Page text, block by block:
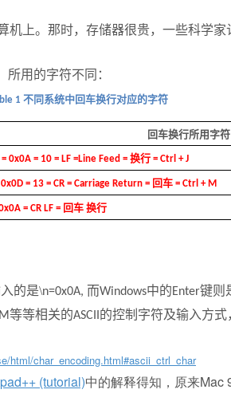
机上。那时，存储器很贵，一些科学
所用的字符不同：
1 不同系统中回车换行对应的字符
回车换行所用字符
0x0A = 10 = LF =Line Feed =换行= Ctrl + J
= 13 = CR = Carriage Return = 回车= Ctrl + M
= CR LF = 回车换行
的是\n=0x0A, 而Windows中的Enter键则
等等相关的ASCII的控制字符及输入方式
html/char_encoding.html#ascii_ctrl_char
(tutorial)中的解释得知，原来Mac